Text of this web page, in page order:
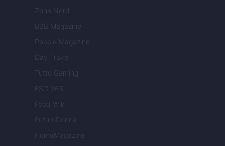
Zona Nerd
B2B Magazine
People Magazine
Day Travel
Tutto Gaming
ESG 365
Food Wiki
FuturoDonna
HomeMagazine